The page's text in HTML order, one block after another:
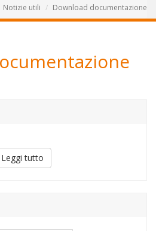
Notizie utili Download documentazione
Leggi tutto